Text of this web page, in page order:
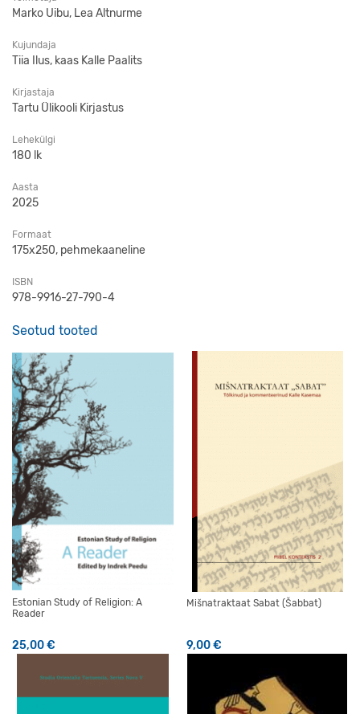
Marko Uibu, Lea Altnurme
Kujundaja
Tiia Ilus, kaas Kalle Paalits
Kirjastaja
Tartu Ülikooli Kirjastus
Lehekülgi
180 lk
Aasta
2025
Formaat
175x250, pehmekaaneline
ISBN
978-9916-27-790-4
Seotud tooted
Estonian Study of Religion: A
Reader
25,00€
Mišnatraktaat Sabat (Šabbat)
9,00€